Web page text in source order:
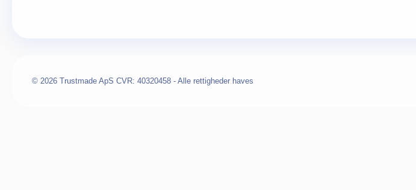
© 2026 Trustmade ApS CVR: 40320458 - Alle rettigheder haves